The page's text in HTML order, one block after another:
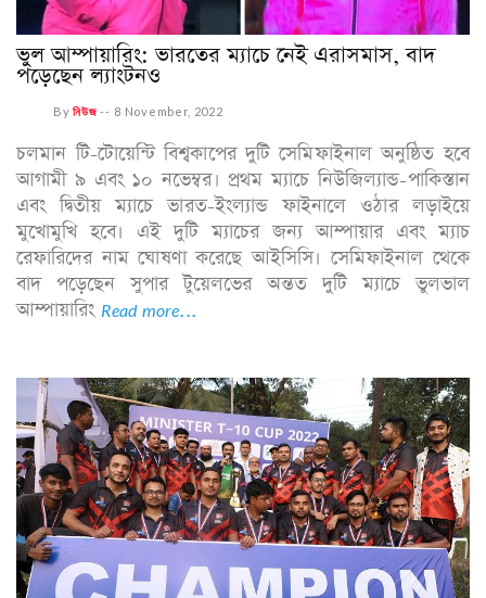
ভুল আম্পায়ারিং: ভারতের ম্যাচে নেই এরাসমাস, বাদ
পড়েছেন ল্যাংটনও
Byনিউজ -- 8 November, 2022
চলমান টি-টোয়েন্টি বিশ্বকাপের দুটি সেমিফাইনাল অনুষ্ঠিত হবে
আগামী ৯ এবং ১০ নভেম্বর। প্রথম ম্যাচে নিউজিল্যান্ড-পাকিস্তান
এবং দ্বিতীয় ম্যাচে ভারত-ইংল্যান্ড ফাইনালে ওঠার লড়াইয়ে
মুখোমুখি হবে। এই দুটি ম্যাচের জন্য আম্পায়ার এবং ম্যাচ
রেফারিদের নাম ঘোষণা করেছে আইসিসি। সেমিফাইনাল থেকে
বাদ পড়েছেন সুপার টুয়েলভের অন্তত দুটি ম্যাচে ভুলভাল
আম্পায়ারিং Read more...